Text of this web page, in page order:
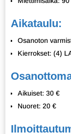
Aikataulu:
Osanoton
Kierrokset: (4)
Aikuiset: 30 €
Nuoret: 20 €